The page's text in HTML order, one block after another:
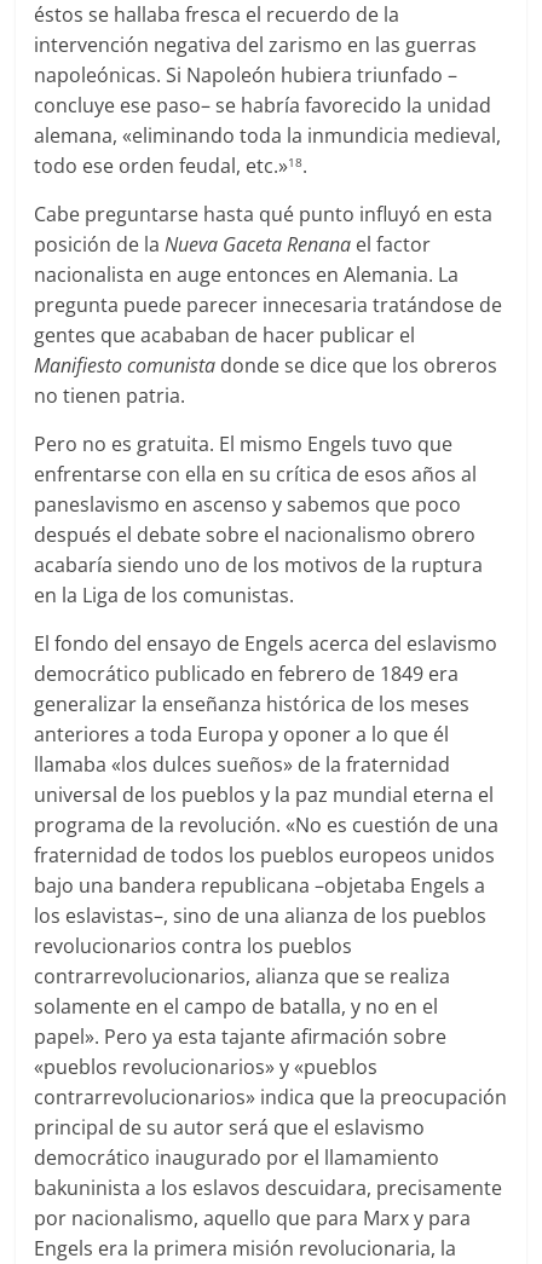
éstos se hallaba fresca el recuerdo de la
intervención negativa del zarismo en las guerras
napoleónicas. Si Napoleón hubiera triunfado –
concluye ese paso– se habría favorecido la unidad
alemana, «eliminando toda la inmundicia medieval,
todo ese orden feudal, etc.»18.
Cabe preguntarse hasta qué punto influyó en esta
posición de laNueva Gaceta Renana el factor
nacionalista en auge entonces en Alemania. La
pregunta puede parecer innecesaria tratándose de
gentes que acababan de hacer publicar el
Manifiesto comunista donde se dice que los obreros
no tienen patria.
Pero no es gratuita. El mismo Engels tuvo que
enfrentarse con ella en su crítica de esos años al
paneslavismo en ascenso y sabemos que poco
después el debate sobre el nacionalismo obrero
acabaría siendo uno de los motivos de la ruptura
en la Liga de los comunistas.
El fondo del ensayo de Engels acerca del eslavismo
democrático publicado en febrero de 1849 era
generalizar la enseñanza histórica de los meses
anteriores a toda Europa y oponer a lo que él
llamaba «los dulces sueños» de la fraternidad
universal de los pueblos y la paz mundial eterna el
programa de la revolución. «No es cuestión de una
fraternidad de todos los pueblos europeos unidos
bajo una bandera republicana –objetaba Engels a
los eslavistas–, sino de una alianza de los pueblos
revolucionarios contra los pueblos
contrarrevolucionarios, alianza que se realiza
solamente en el campo de batalla, y no en el
papel». Pero ya esta tajante afirmación sobre
«pueblos revolucionarios» y «pueblos
contrarrevolucionarios» indica que la preocupación
principal de su autor será que el eslavismo
democrático inaugurado por el llamamiento
bakuninista a los eslavos descuidara, precisamente
por nacionalismo, aquello que para Marx y para
Engels era la primera misión revolucionaria, la